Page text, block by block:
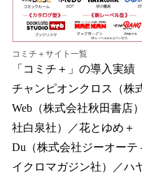
コミチ＋サイト一覧
「コミチ＋」の導入実績
チャンピオンクロス（株
Web（株式会社秋田書店
社白泉社）／花とゆめ＋
Du（株式会社ジーオー
イクロマガジン社）／ハ